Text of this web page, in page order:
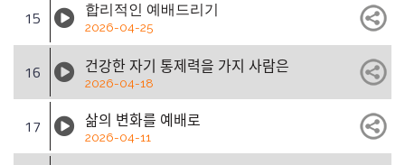
15 합리적인 예배드리기
2026-04-25
16 건강한 자기 통제력을 가지 사람은
2026-04-18
17 삶의 변화를 예배로
2026-04-11